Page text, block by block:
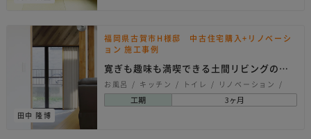
田中 隆博
福岡県古賀市H様邸 中古住宅購入+リノベーシ
ョン 施工事例
寛ぎも趣味も満喫できる土間リビングの住
まいへ！
お風呂 キッチン トイレ
リノベーション
内装
壁紙クロス 外観・屋根
洗面所
玄関
窓 ナチュラル 北欧系
工期 3ヶ月